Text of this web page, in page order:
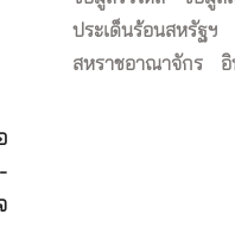
ประเด็นร้อนสหรัฐฯ
สหราชอาณาจักร
อิ